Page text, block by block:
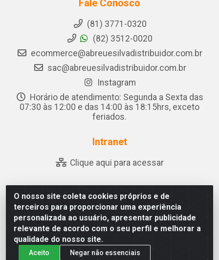
O nosso site coleta cookies próprios e de
terceiros para proporcionar uma experiência
personalizada ao usuário, apresentar publicidade
relevante de acordo com o seu perfil e melhorar a
qualidade do nosso site.
Aceito Negar não essenciais
Fale Conosco
(81) 3771-0320
(82) 3512-0020
ecommerce@abreuesilvadistribuidor.com.br
sac@abreuesilvadistribuidor.com.br
Instagram
Horário de atendimento: Segunda a Sexta das
07:30 às 12:00 e das 14:00 às 18:15hrs, exceto
feriados.
Intranet
Clique aqui para acessar
Abreu & Silva - Rua Padre Jose de Souza Leite, 265 - Ariado,
Olho D'Água das Flores/AL - CEP 57.442-000 - CNPJ
04.790.656/0001-06